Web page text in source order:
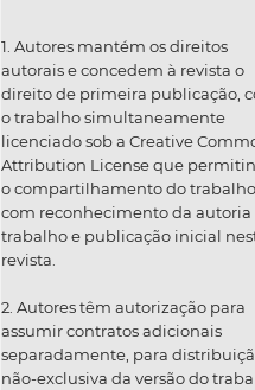
1. Autores mantém os direitos
autorais e concedem à revista o
direito de primeira publicação,
o trabalho simultaneamente
licenciado sob a Creative
Attribution License que
o compartilhamento do trabalho
com reconhecimento da autoria
trabalho e publicação inicial
revista.
2. Autores têm autorização para
assumir contratos adicionais
separadamente, para
não-exclusiva da versão do